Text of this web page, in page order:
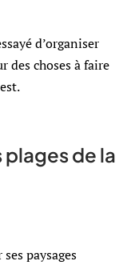
d’organiser
des choses à faire
de la
paysages